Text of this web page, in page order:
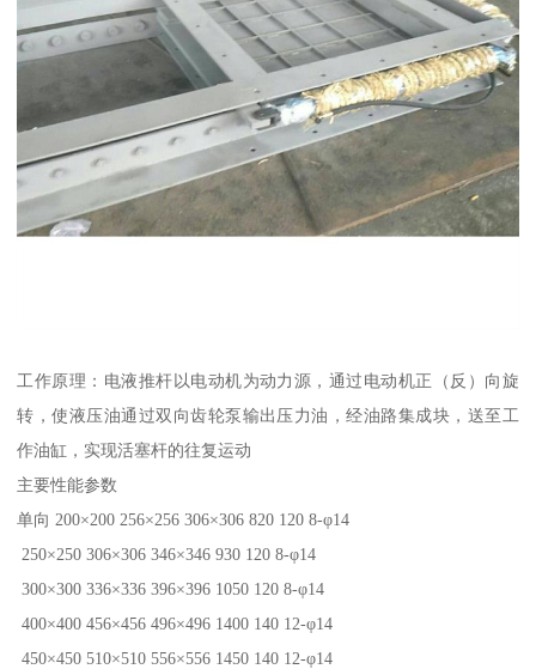
工作原理：电液推杆以电动机为动力源，通过电动机正（反）向旋
转，使液压油通过双向齿轮泵输出压力油，经油路集成块，送至工
作油缸，实现活塞杆的往复运动
主要性能参数
单向 200×200 256×256 306×306 820 120 8-φ14
250×250 306×306 346×346 930 120 8-φ14
300×300 336×336 396×396 1050 120 8-φ14
400×400 456×456 496×496 1400 140 12-φ14
450×450 510×510 556×556 1450 140 12-φ14